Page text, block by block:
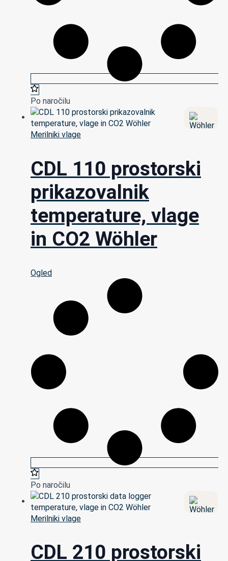
Po naročilu
Merilniki vlage
CDL 110 prostorski
prikazovalnik
temperature, vlage
in CO2 Wöhler
Ogled
Po naročilu
Merilniki vlage
CDL 210 prostorski